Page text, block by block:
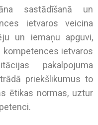
sastādīšanā un
ietvaros veicina
un iemaņu apguvi,
kompetences ietvaros
pakalpojuma
priekšlikumus to
ētikas normas, uztur